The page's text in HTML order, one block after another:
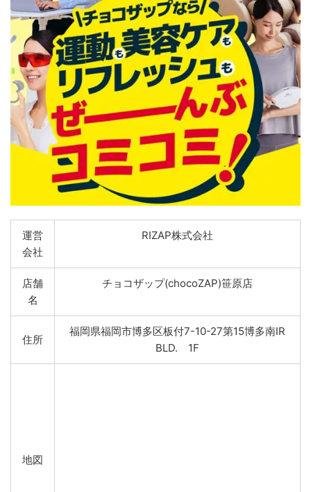
運営
会社
RIZAP株式会社
店舗
名
チョコザップ(chocoZAP)笹原店
住所
福岡県福岡市博多区板付7-10-27第15博多南IR
BLD. 1F
地図